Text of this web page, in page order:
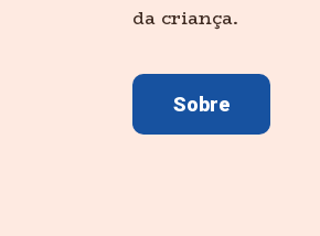
da criança.
Sobre